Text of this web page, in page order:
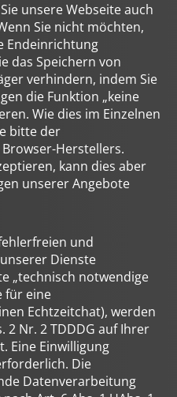
unsere Webseite auch
Sie nicht möchten,
Endeinrichtung
das Speichern von
verhindern, indem Sie
die Funktion „keine
Wie dies im Einzelnen
bitte der
Herstellers.
kann dies aber
unserer Angebote
und
Dienste
„technisch notwendige
für eine
Echtzeitchat), werden
2 Nr. 2 TDDDG auf Ihrer
Eine Einwilligung
Die
Datenverarbeitung